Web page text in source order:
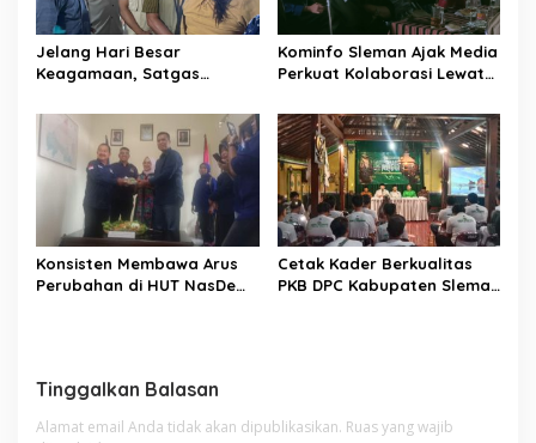
Jelang Hari Besar
Keagamaan, Satgas
Bahan Pokok Stabil
Kominfo Sleman Ajak Media
Perkuat Kolaborasi Lewat
Mataram
Konsisten Membawa Arus
Perubahan di HUT NasDem
Cetak Kader Berkualitas
PKB DPC Kabupaten Sleman
Tinggalkan Balasan
Alamat email Anda tidak akan dipublikasikan. Ruas yang wajib